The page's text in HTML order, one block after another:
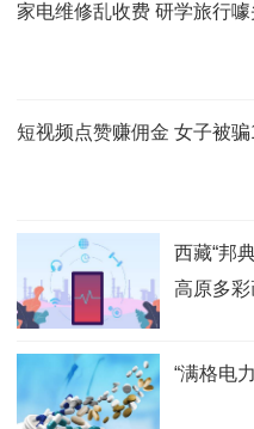
家电维修乱收费 研学旅行噱
短视频点赞赚佣金 女子被骗
西藏“邦
高原多彩
“满格电